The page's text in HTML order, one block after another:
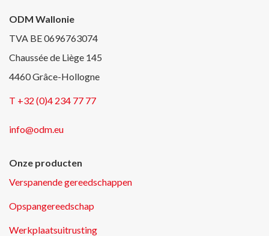
ODM Wallonie
TVA BE 0696763074
Chaussée de Liège 145
4460 Grâce-Hollogne
T +32 (0)4 234 77 77
info@odm.eu
Onze producten
Verspanende gereedschappen
Opspangereedschap
Werkplaatsuitrusting